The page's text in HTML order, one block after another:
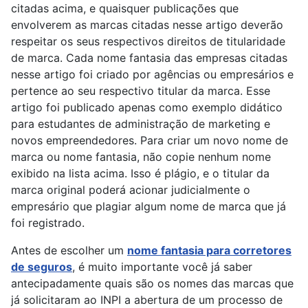
citadas acima, e quaisquer publicações que
envolverem as marcas citadas nesse artigo deverão
respeitar os seus respectivos direitos de titularidade
de marca. Cada nome fantasia das empresas citadas
nesse artigo foi criado por agências ou empresários e
pertence ao seu respectivo titular da marca. Esse
artigo foi publicado apenas como exemplo didático
para estudantes de administração de marketing e
novos empreendedores. Para criar um novo nome de
marca ou nome fantasia, não copie nenhum nome
exibido na lista acima. Isso é plágio, e o titular da
marca original poderá acionar judicialmente o
empresário que plagiar algum nome de marca que já
foi registrado.
Antes de escolher um nome fantasia para corretores
de seguros, é muito importante você já saber
antecipadamente quais são os nomes das marcas que
já solicitaram ao INPI a abertura de um processo de